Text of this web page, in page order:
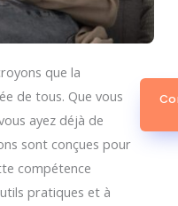
que la
de tous. Que vous
ayez déjà de
sont conçues pour
compétence
pratiques et à